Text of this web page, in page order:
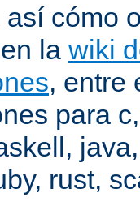
cómo
la wiki
, entre
para
rust,